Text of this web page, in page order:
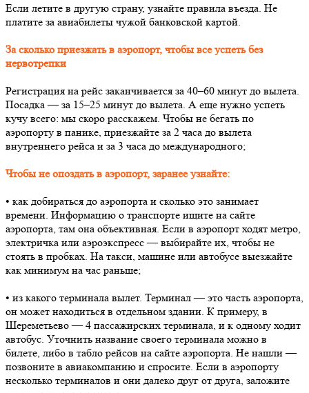
Если летите в другую страну, узнайте правила въезда. Не
платите за авиабилеты чужой банковской картой.
За сколько приезжать в аэропорт, чтобы все успеть без
нервотрепки
Регистрация на рейс заканчивается за 40–60 минут до вылета.
Посадка — за 15–25 минут до вылета. А еще нужно успеть
кучу всего: мы скоро расскажем. Чтобы не бегать по
аэропорту в панике, приезжайте за 2 часа до вылета
внутреннего рейса и за 3 часа до международного;
Чтобы не опоздать в аэропорт, заранее узнайте:
• как добираться до аэропорта и сколько это занимает
времени. Информацию о транспорте ищите на сайте
аэропорта, там она объективная. Если в аэропорт ходят метро,
электричка или аэроэкспресс — выбирайте их, чтобы не
стоять в пробках. На такси, машине или автобусе выезжайте
как минимум на час раньше;
• из какого терминала вылет. Терминал — это часть аэропорта,
он может находиться в отдельном здании. К примеру, в
Шереметьево — 4 пассажирских терминала, и к одному ходит
автобус. Уточнить название своего терминала можно в
билете, либо в табло рейсов на сайте аэропорта. Не нашли —
позвоните в авиакомпанию и спросите. Если в аэропорту
несколько терминалов и они далеко друг от друга, заложите